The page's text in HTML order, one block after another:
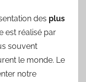
des plus
est réalisé par
souvent
le monde. Le
notre